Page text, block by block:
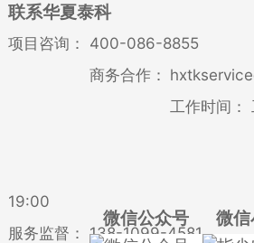
联系华夏泰科
项目咨询：
400-086-8855
商务合作：
工作时间：
19:00
服务监督： 138-1099-4581
微信公众号 微